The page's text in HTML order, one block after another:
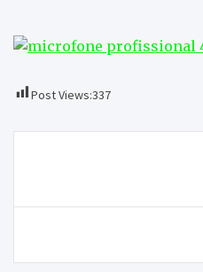
Post Views:337
artigos